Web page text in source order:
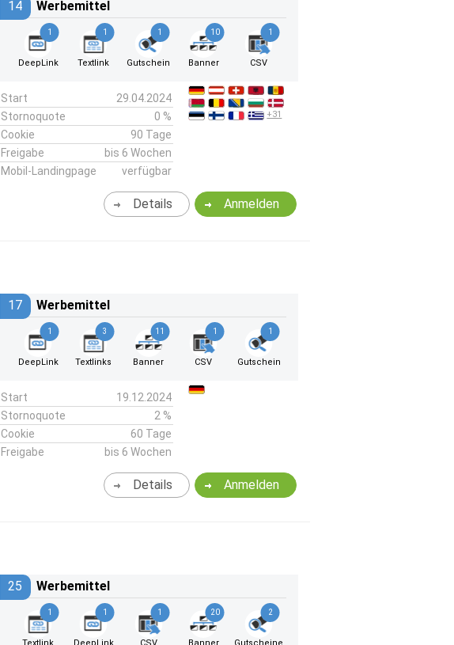
14 Werbemittel
1
DeepLink
1
Textlink
1
Gutschein
10
Banner
1
CSV
Start
29.04.2024
Stornoquote
0 %
Cookie
90 Tage
Freigabe
bis 6 Wochen
Mobil-Landingpage
verfügbar
+31
Anmelden
Details
17 Werbemittel
1
DeepLink
3
Textlinks
11
Banner
1
CSV
1
Gutschein
Start
19.12.2024
Stornoquote
2 %
Cookie
60 Tage
Freigabe
bis 6 Wochen
Anmelden
Details
25 Werbemittel
1 1 1 20 2